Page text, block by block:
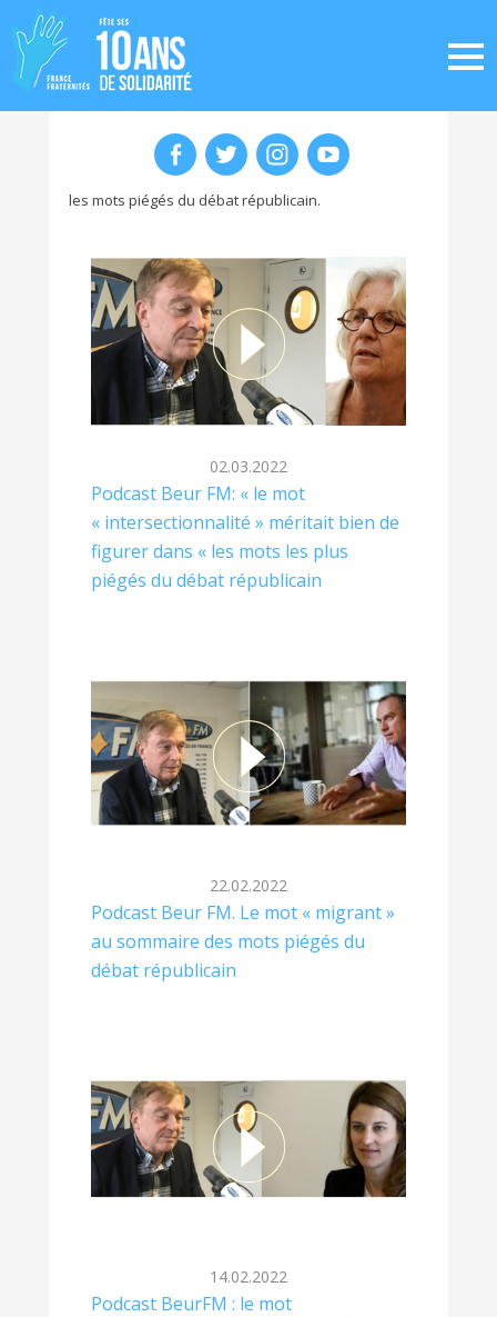
les mots piégés du débat républicain.
02.03.2022
Podcast Beur FM: « le mot
« intersectionnalité » méritait bien de
figurer dans « les mots les plus
piégés du débat républicain
22.02.2022
Podcast Beur FM. Le mot « migrant »
au sommaire des mots piégés du
débat républicain
14.02.2022
Podcast BeurFM : le mot